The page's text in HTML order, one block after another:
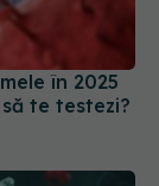
în 2025
te testezi?